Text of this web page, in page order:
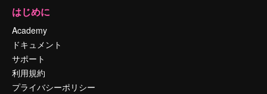
はじめに
Academy
ドキュメント
サポート
利用規約
プライバシーポリシー